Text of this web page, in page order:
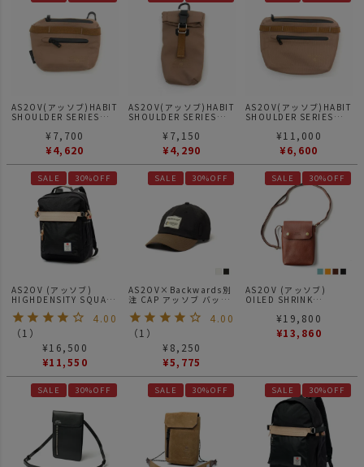
AS2OV(アッソブ)HABIT
SHOULDER SERIES
CORDURA
CONPACT WALLET コン
パクトウォレット 財布
ハビット KHAKI
¥ 7,700
¥4,620
AS2OV(アッソブ)HABIT
SHOULDER SERIES
CORDURA
SUNGLASSES CASE サ
ングラス ケース ハビッ
ト KHAKI
¥ 7,150
¥4,290
AS2OV(アッソブ)HABIT
SHOULDER SERIES
CORDURA
POUCH ポーチ ハビット
¥11,000
¥6,600
SALE 30%OFF
AS2OV (アッソブ)
HIGHDENSITY SQUARE
BACKPACK / バックパッ
ク
4.00
（1 ）
¥16,500
¥11,550
SALE 30%OFF
AS2OV×Backwards別
注 CAP アッソブ バック
ワーズ キャップ 帽子 ゴ
ルフシリーズ
4.00
（1 ）
¥ 8,250
¥5,775
SALE 30%OFF
AS2OV (アッソブ)
OILED SHRINK
SHOULDER / ミニショ
¥19,800
¥13,860
SALE 30%OFF SALE 30%OFF SALE 30%OFF